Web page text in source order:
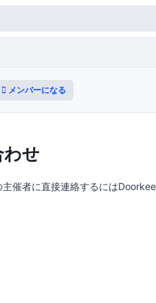
メンバーになる
せ
催者に直接連絡するには